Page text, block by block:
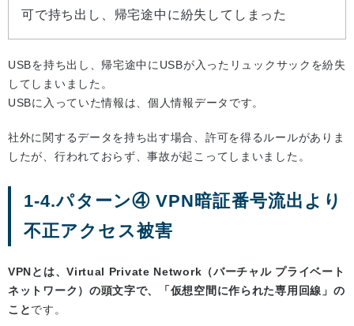
可で持ち出し、帰宅途中に紛失してしまった
USBを持ち出し、帰宅途中にUSBが入ったリュックサックを紛失
してしまいました。
USBに入っていた情報は、個人情報データです。
社外に関するデータを持ち出す場合、許可を得るルールがありま
したが、行われておらず、事故が起こってしまいました。
1-4.パターン④ VPN暗証番号流出より
不正アクセス被害
VPNとは、Virtual Private Network（バーチャル プライベート
ネットワーク）の頭文字で、「仮想空間に作られた専用回線」の
ことです。